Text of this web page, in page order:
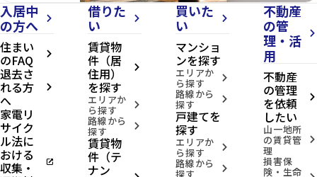
入居中
の方へ
arrow_forward_ios
住まい
のFAQ arrow_forward_ios
退去さ
れる方
へ
arrow_forward_ios
家電リ
サイク
ル法に
おける
収集・ open_in_new
借りた
い
arrow_forward_ios
賃貸物
件（居
住用）
を探す
arrow_forward_ios
エリアか
ら探す arrow_forward_ios
路線から
探す arrow_forward_ios
賃貸物
件（テ
ナン
買いた
い
arrow_forward_ios
マンショ
ンを探す
エリアか
ら探す arrow_forward_ios
路線から
探す arrow_forward_ios
戸建てを
探す
エリアか
ら探す arrow_forward_ios
路線から
探す arrow_forward_ios
不動産
の管
理・活
用
arrow_forward_ios
不動産
の管理
を依頼
したい
arrow_forward_ios
山一地所
の賃貸管
理
arrow_forward_ios
損害保
険・生命